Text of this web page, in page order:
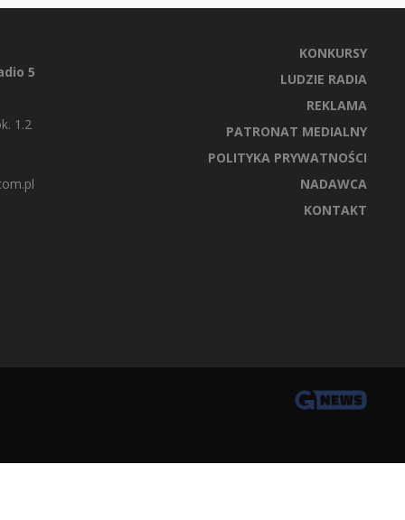
5
1.2
KONKURSY
LUDZIE RADIA
REKLAMA
PATRONAT MEDIALNY
POLITYKA PRYWATNOŚCI
NADAWCA
KONTAKT